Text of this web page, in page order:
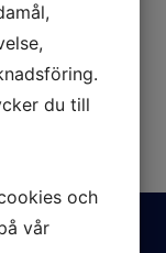
du till
och
vår